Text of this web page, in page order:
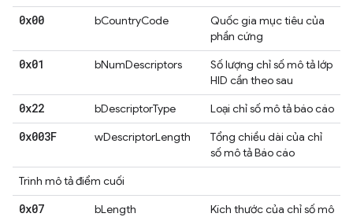
0x00 bCountryCode
Quốc gia mục tiêu của
phần cứng
0x01 bNumDescriptors
Số lượng chỉ số mô tả lớp
HID cần theo sau
0x22 bDescriptorType Loại chỉ số mô tả báo cáo
0x003F wDescriptorLength
Tổng chiều dài của chỉ
số mô tả Báo cáo
Trình mô tả điểm cuối
0x07 bLength
Kích thước của chỉ số mô